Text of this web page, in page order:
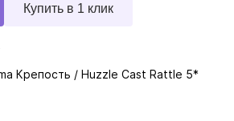
Купить в 1 клик
Крепость / Huzzle Cast Rattle 5*